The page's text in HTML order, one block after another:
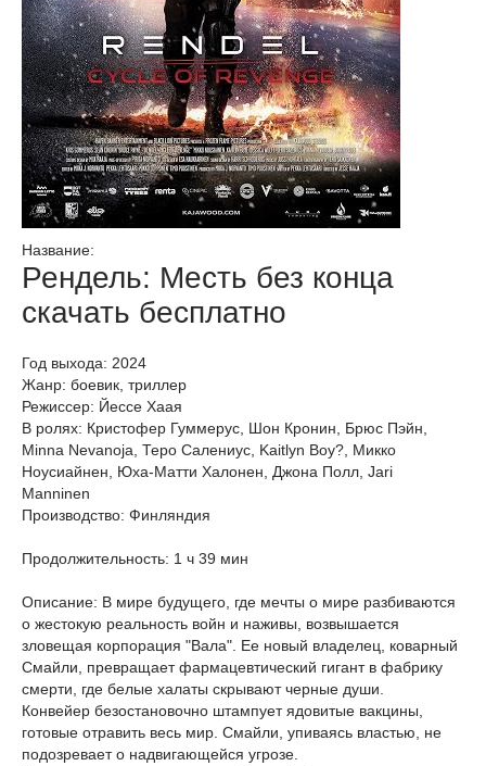
Название:
Рендель: Месть без конца
скачать бесплатно
Год выхода: 2024
Жанр: боевик, триллер
Режиссер: Йессе Хаая
В ролях: Кристофер Гуммерус, Шон Кронин, Брюс Пэйн,
Minna Nevanoja, Теро Салениус, Kaitlyn Boy?, Микко
Ноусиайнен, Юха-Матти Халонен, Джона Полл, Jari
Manninen
Производство: Финляндия
Продолжительность: 1 ч 39 мин
Описание: В мире будущего, где мечты о мире разбиваются
о жестокую реальность войн и наживы, возвышается
зловещая корпорация "Вала". Ее новый владелец, коварный
Смайли, превращает фармацевтический гигант в фабрику
смерти, где белые халаты скрывают черные души.
Конвейер безостановочно штампует ядовитые вакцины,
готовые отравить весь мир. Смайли, упиваясь властью, не
подозревает о надвигающейся угрозе.